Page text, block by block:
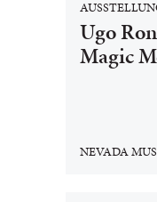
Ugo
Magic
NEVADA